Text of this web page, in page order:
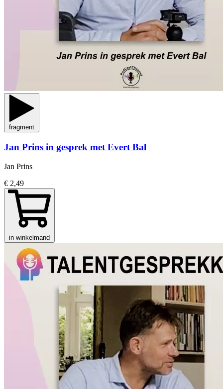
fragment
Jan Prins in gesprek met Evert Bal
Jan Prins
€ 2,49
in winkelmand